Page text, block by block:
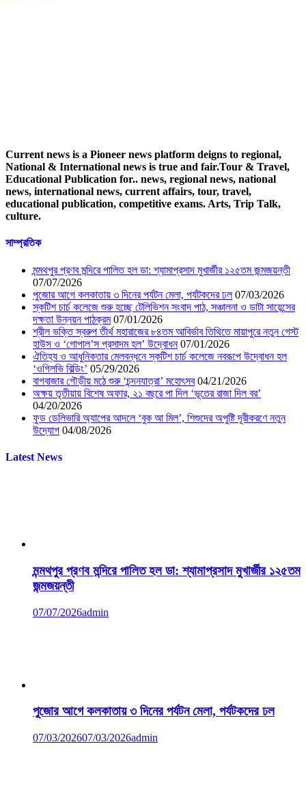
Current news is a Pioneer news platform deigns to regional,
National & International news is true and fair.Tour & Travel,
Educational Publication for.. news, regional news, national
news, international news, current affairs, tour, travel,
educational publication, competitive exams. Arts, Trip Talk,
culture.
সাম্প্রতিক
মন্মথপুর প্রণব মন্দিরে পালিত হল ডা: শ্যামাপ্রসাদ মুখার্জীর ১২৫তম জন্মজয়ন্তী
07/07/2026
পুজোর আগে কলকাতায় ৩ দিনের পর্যটন মেলা, পর্যটকদের ঢল 07/03/2026
স্কটিশ চার্চ কলেজে শুরু হচ্ছে টেলিভিশন সংবাদ পাঠ, সঞ্চালনা ও ডাটা সায়েন্সের
দক্ষতা উন্নয়ন পাঠক্রম 07/01/2026
শ্রীল ভক্তি স্বরুপ তীর্থ মহারাজের ৮৪তম আবির্ভাব তিথিতে মায়াপুরে নতুন গেস্ট
হাউস ও ‘গোপাল’স প্রসাদম হল’ উদ্বোধন 07/01/2026
ঐতিহ্য ও আধুনিকতার মেলবন্ধনে স্কটিশ চার্চ কলেজে নবরূপে উদ্বোধন হল
‘ওগিলভি বিল্ডিং’ 05/29/2026
বাগবাজার গৌড়ীয় মঠে শুরু ‘চন্দনযাত্রা’ মহোৎসব 04/21/2026
অক্ষয় তৃতীয়ায় বিশেষ অফার, ২১ বছরে পা দিল ‘ভূতের রাজা দিল বর’
04/20/2026
ফুড ডেলিভারি অ্যাপের আদলে ‘বুক আ মিল’, শিশুদের অপুষ্টি দূরীকরণে নতুন
উদ্যোগ 04/08/2026
Latest News
মন্মথপুর প্রণব মন্দিরে পালিত হল ডা: শ্যামাপ্রসাদ মুখার্জীর ১২৫তম
জন্মজয়ন্তী
07/07/2026admin
পুজোর আগে কলকাতায় ৩ দিনের পর্যটন মেলা, পর্যটকদের ঢল
07/03/202607/03/2026admin